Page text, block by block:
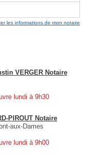
les informations de mon notaire
VERGER Notaire
lundi à 9h30
PIROUT Notaire
aux-Dames
lundi à 9h00